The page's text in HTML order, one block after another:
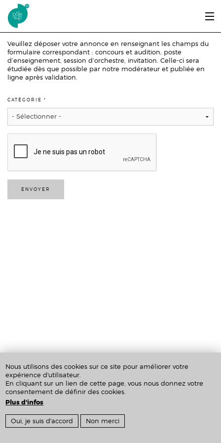
Aller au contenu principal
LE PÔLE SUP’93
ENTRER ET SE FORMER
ÉCOUTER, VOIR & LIRE
INFOS PRATIQUES
ERASMUS+
Veuillez déposer votre annonce en renseignant les champs du
formulaire correspondant : concours et audition, poste
d’enseignement, session d’orchestre, invitation. Celle-ci sera
étudiée dès que possible par notre modérateur et publiée en
ligne après validation.
CATÉGORIE *
Crédits & Mentions Légales
Nous utilisons des cookies sur ce site pour améliorer votre
expérience d'utilisateur.
En cliquant sur un lien de cette page, vous nous donnez votre
consentement de définir des cookies.
Plus d'infos
Oui, je suis d'accord Non merci